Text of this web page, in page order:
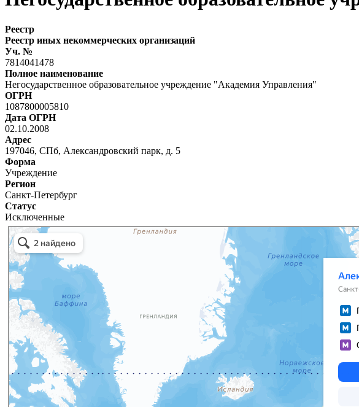
Реестр
Реестр иных некоммерческих организаций
Уч. №
7814041478
Полное наименование
Негосударственное образовательное учреждение "Академия Управления"
ОГРН
1087800005810
Дата ОГРН
02.10.2008
Адрес
197046, СПб, Александровский парк, д. 5
Форма
Учреждение
Регион
Санкт-Петербург
Статус
Исключенные